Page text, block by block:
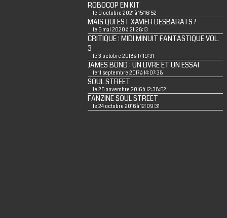
ROBOCOP EN KIT
le 9 octobre 2021 à 15:16:52
MAIS QUI EST XAVIER DESBARATS ?
le 5 mai 2020 à 21:28:13
CRITIQUE : MIDI MINUIT FANTASTIQUE VOL.
3
le 3 octobre 2018 à 17:19:31
JAMES BOND : UN LIVRE ET UN ESSAI
le 11 septembre 2017 à 14:07:38
SOUL STREET
le 25 novembre 2016 à 12:38:52
FANZINE SOUL STREET
le 24 octobre 2016 à 12:09:31